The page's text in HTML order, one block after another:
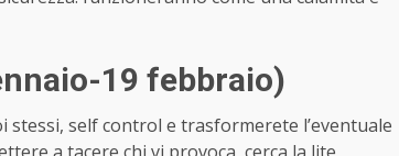
19 febbraio)
stessi, self control e trasformerete l’eventuale
a tacere chi vi provoca, cerca la lite